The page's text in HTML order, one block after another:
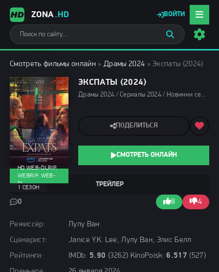
ZONA.HD ВОЙТИ
Смотреть фильмы онлайн »Драмы 2024 » Экспаты (2024)
ЭКСПАТЫ (2024)
Драмы 2024 / Сериалы 2024 / Новинки сериалов 2024 / Фильмы 2024 / Сериалы в озвучке TVShows / Сериалы в озвучке HDrezka Studio / Смотреть фильмы онлайн
Режиссёр:
Лулу Ван
Сценарист:
Janice Y.K. Lee, Лулу Ван, Элис Белл
Рейтинги:
IMDb: 5.90 (3262) KinoPoisk: 6.517 (527)
ТРЕЙЛЕР
0 8 4
HD WEB-DLRIP,
WEBRIP, WEB-
DL
1 СЕЗОН
ПОДЕЛИТЬСЯ
СМОТРЕТЬ ОНЛАЙН